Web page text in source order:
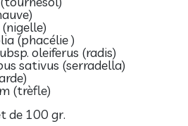
(phacélie )
oleiferus (radis)
sativus (serradella)
(trèfle)
de 100 gr.